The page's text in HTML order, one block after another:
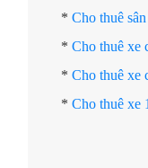
* Cho thuê
* Cho thuê xe
* Cho thuê xe
* Cho thuê xe